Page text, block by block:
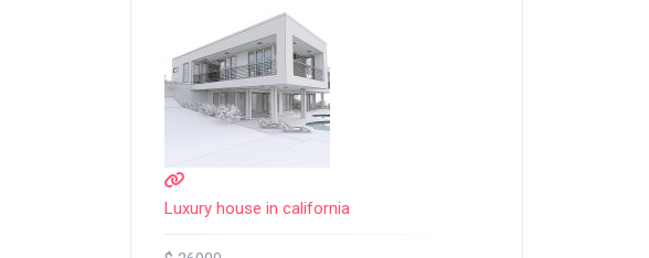
Luxury house in california